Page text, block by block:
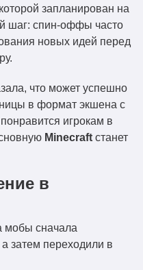
запланирован на
шаг: спин-оффы часто
новых идей перед
что может успешно
в формат экшена с
понравится игрокам в
Minecraft станет
в
мобы сначала
затем переходили в